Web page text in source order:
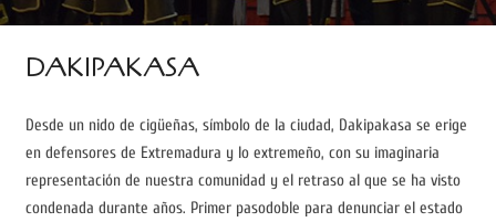
DAKIPAKASA
Desde un nido de cigüeñas, símbolo de la ciudad, Dakipakasa se erige
en defensores de Extremadura y lo extremeño, con su imaginaria
representación de nuestra comunidad y el retraso al que se ha visto
condenada durante años. Primer pasodoble para denunciar el estado